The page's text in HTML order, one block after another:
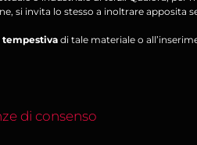
si invita lo stesso a inoltrare apposita
di tale materiale o
di consenso